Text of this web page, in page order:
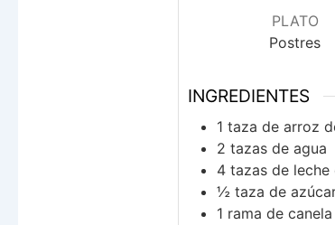
PLATO
Postres
INGREDIENTES
1 taza de arroz
2 tazas de agua
4 tazas de leche
½ taza de
1 rama de canela